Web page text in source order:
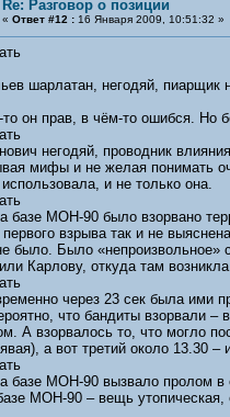
Re: Разговор о позиции
« Ответ #12 :16 Января 2009, 10:51:32 »
шарлатан, негодяй, пиарщик
он прав, в чём-то ошибся. Но
негодяй, проводник
мифы и не желая понимать
и не только она.
базе МОН-90 было взорвано
взрыва так и не
было. Было «непроизвольное»
Карлову, откуда там
через 23 сек была ими
что бандиты взорвали –
А взорвалось то, что могло
а вот третий около 13.30
базе МОН-90 вызвало пролом в
МОН-90 – вещь утопическая,